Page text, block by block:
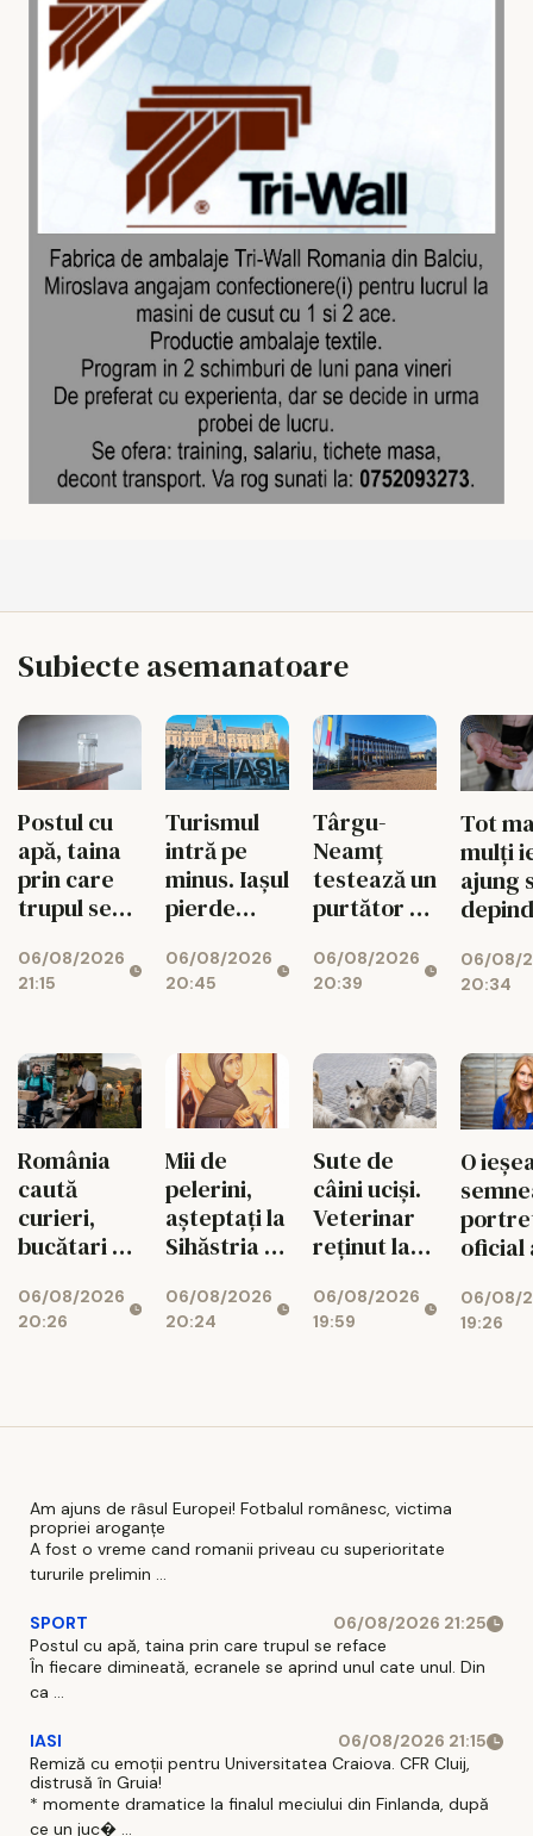
Subiecte asemanatoare
Postul cu
apă, taina
prin care
trupul se
06/08/2026
21:15
Turismul
intră pe
minus. Iașul
pierde
2026
06/08/2026
20:45
Târgu-
Neamț
testează un
purtător de
creat cu
inteligență
06/08/2026
20:39
Tot
mulți
ajung
Topul
06/08/
20:34
România
caută
curieri,
bucătari și
06/08/2026
20:26
Mii de
pelerini,
așteptați la
Sihăstria și
06/08/2026
20:24
Sute de
câini uciși.
Veterinar
reținut la
06/08/2026
19:59
O
oficial
06/08/
19:26
Am ajuns de râsul Europei! Fotbalul românesc, victima
propriei aroganțe
A fost o vreme cand romanii priveau cu superioritate
tururile prelimin ...
SPORT
06/08/2026 21:25
Postul cu apă, taina prin care trupul se reface
În fiecare dimineată, ecranele se aprind unul cate unul. Din
ca ...
IASI
06/08/2026 21:15
Remiză cu emoții pentru Universitatea Craiova. CFR Cluij,
distrusă în Gruia!
* momente dramatice la finalul meciului din Finlanda, după
ce un juc� ...